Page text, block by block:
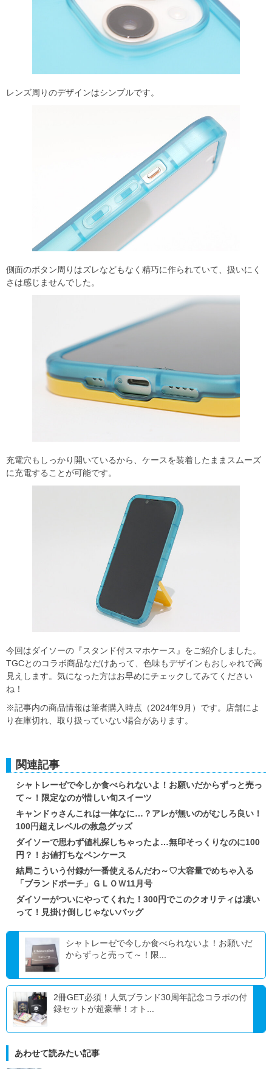
レンズ周りのデザインはシンプルです。
側面のボタン周りはズレなどもなく精巧に作られていて、扱いにく
さは感じませんでした。
充電穴もしっかり開いているから、ケースを装着したままスムーズ
に充電することが可能です。
今回はダイソーの『スタンド付スマホケース』をご紹介しました。
TGCとのコラボ商品なだけあって、色味もデザインもおしゃれで高
見えします。気になった方はお早めにチェックしてみてください
ね！
※記事内の商品情報は筆者購入時点（2024年9月）です。店舗によ
り在庫切れ、取り扱っていない場合があります。
関連記事
シャトレーゼで今しか食べられないよ！お願いだからずっと売っ
て～！限定なのが惜しい旬スイーツ
キャンドゥさんこれは一体なに…？アレが無いのがむしろ良い！
100円超えレベルの救急グッズ
ダイソーで思わず値札探しちゃったよ…無印そっくりなのに100
円？！お値打ちなペンケース
結局こういう付録が一番使えるんだわ～♡大容量でめちゃ入る
「ブランドポーチ」ＧＬＯＷ11月号
ダイソーがついにやってくれた！300円でこのクオリティは凄い
って！見掛け倒しじゃないバッグ
シャトレーゼで今しか食べられないよ！お願いだ
からずっと売って～！限...
2冊GET必須！人気ブランド30周年記念コラボの付
録セットが超豪華！オト...
あわせて読みたい記事